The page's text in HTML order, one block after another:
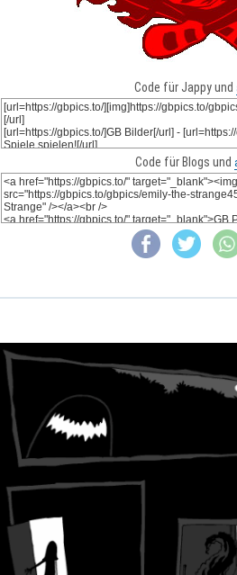
Code für Jappy und
Code für Blogs und